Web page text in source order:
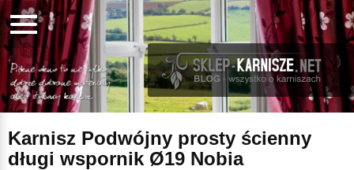
Karnisz Podwójny prosty ścienny
długi wspornik Ø19 Nobia